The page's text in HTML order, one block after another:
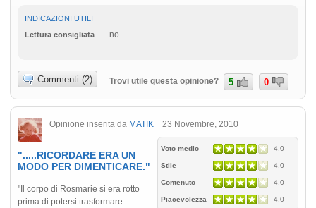
INDICAZIONI UTILI
Lettura consigliata
no
Commenti (2) Trovi utile questa opinione? 5 0
Opinione inserita da MATIK 23 Novembre, 2010
Voto medio 4.0
Stile 4.0
Contenuto 4.0
Piacevolezza 4.0
".....RICORDARE ERA UN
MODO PER DIMENTICARE."
"Il corpo di Rosmarie si era rotto
prima di potersi trasformare